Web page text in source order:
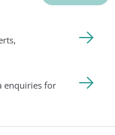
enquiries for